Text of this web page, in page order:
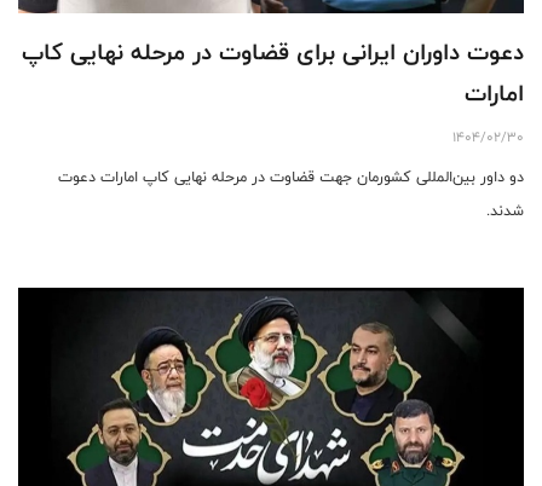
دعوت داوران ایرانی برای قضاوت در مرحله نهایی کاپ
امارات
1404/02/30
دو داور بین‌المللی کشورمان جهت قضاوت در مرحله نهایی کاپ امارات دعوت
شدند.